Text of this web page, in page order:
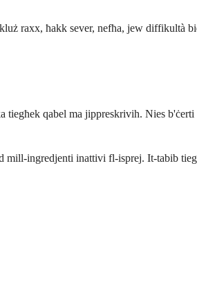
raxx, ħakk sever, nefħa, jew diffikultà
tiegħek qabel ma jippreskrivih. Nies
ingredjenti inattivi fl-isprej. It-tabib